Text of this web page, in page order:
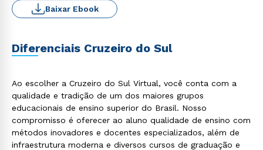
Baixar Ebook
Diferenciais Cruzeiro do Sul
Ao escolher a Cruzeiro do Sul Virtual, você conta com a
qualidade e tradição de um dos maiores grupos
educacionais de ensino superior do Brasil. Nosso
compromisso é oferecer ao aluno qualidade de ensino com
métodos inovadores e docentes especializados, além de
infraestrutura moderna e diversos cursos de graduação e